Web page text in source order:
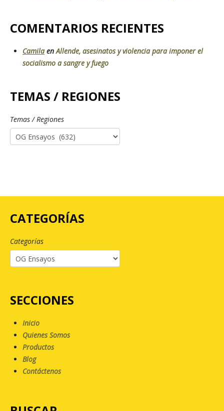
COMENTARIOS RECIENTES
CamilaenAllende, asesinatos y violencia para imponer el
socialismo a sangre y fuego
TEMAS / REGIONES
Temas / Regiones
CATEGORÍAS
Categorías
SECCIONES
Inicio
Quienes Somos
Productos
Blog
Contáctenos